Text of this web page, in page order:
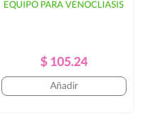
EQUIPO PARA VENOCLIASIS
Precio
Regular
Precio
$ 105.24
Añadir